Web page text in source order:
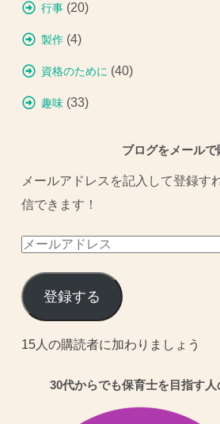
行事 (20)
製作 (4)
資格のために (40)
趣味 (33)
ブログをメールで
メールアドレスを記入して登録す
信できます！
メ
ル
ア
ド
登録する
15人の購読者に加わりましょう
30代からでも保育士を目指す